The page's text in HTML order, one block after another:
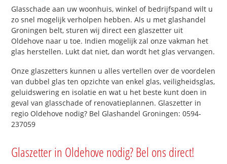
Glasschade aan uw woonhuis, winkel of bedrijfspand wilt u
zo snel mogelijk verholpen hebben. Als u met glashandel
Groningen belt, sturen wij direct een glaszetter uit
Oldehove naar u toe. Indien mogelijk zal onze vakman het
glas herstellen. Lukt dat niet, dan wordt het glas vervangen.
Onze glaszetters kunnen u alles vertellen over de voordelen
van dubbel glas ten opzichte van enkel glas, veiligheidsglas,
geluidswering en isolatie en wat u het beste kunt doen in
geval van glasschade of renovatieplannen. Glaszetter in
regio Oldehove nodig? Bel Glashandel Groningen: 0594-
237059
Glaszetter in Oldehove nodig? Bel ons direct!